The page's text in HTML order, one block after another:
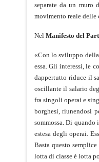
separate da un muro
movimento reale delle
Nel Manifesto del
«Con lo sviluppo della
essa. Gli interessi, le
dappertutto riduce il
oscillante il salario
fra singoli operai e
borghesi, riunendosi
sommossa. Di
estesa degli operai.
Basta questo
lotta di classe è lotta